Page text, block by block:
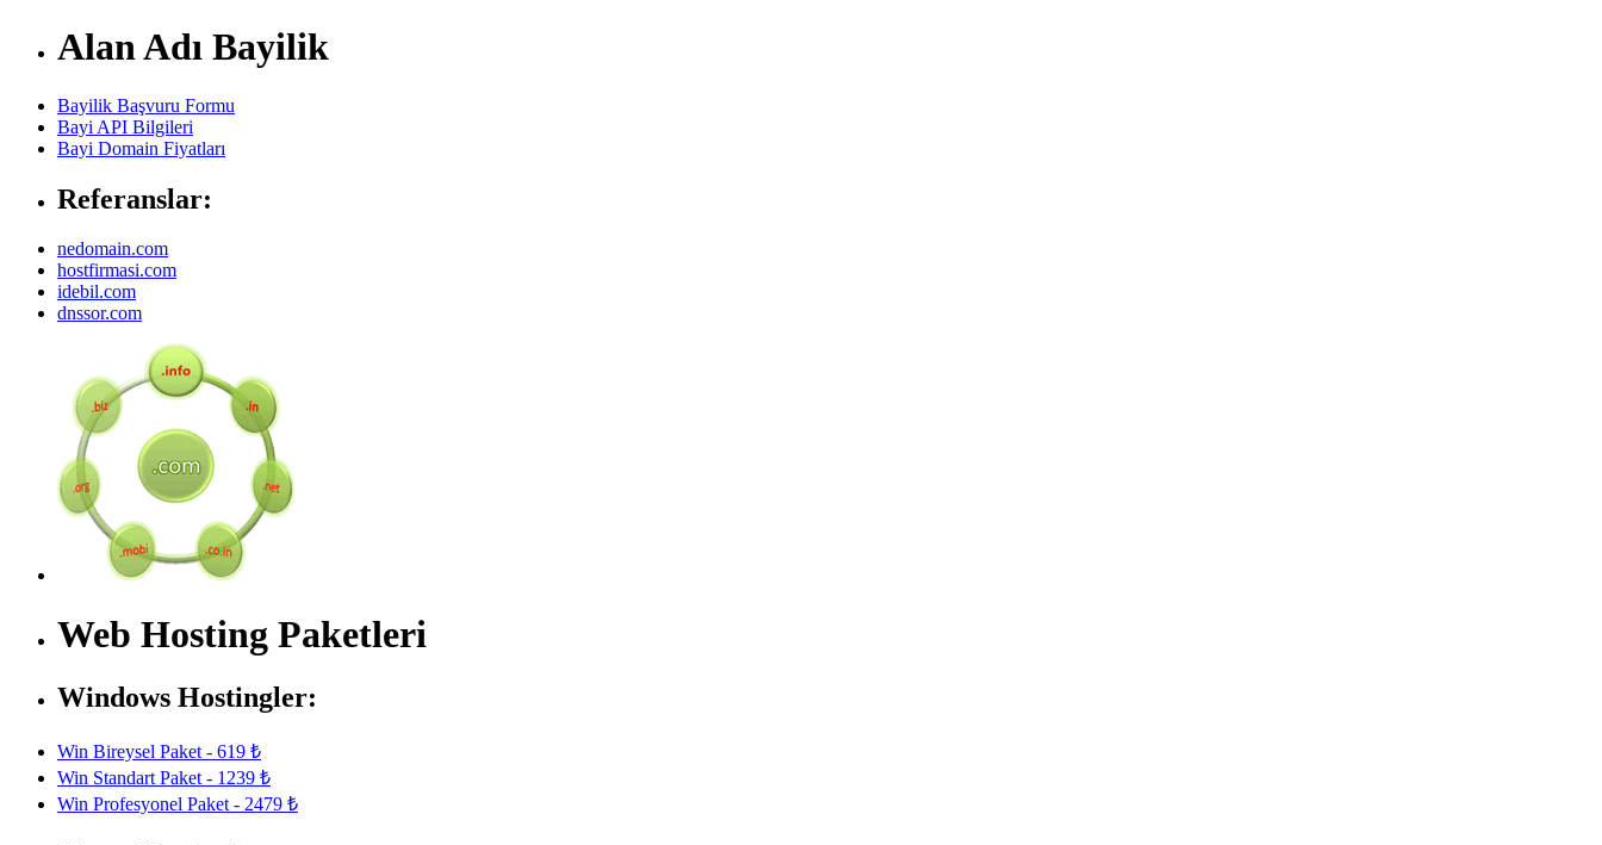
Alan Adı Bayilik
Bayilik Başvuru Formu
Bayi API Bilgileri
Bayi Domain Fiyatları
Referanslar:
nedomain.com
hostfirmasi.com
idebil.com
dnssor.com
Web Hosting Paketleri
Windows Hostingler:
Win Bireysel Paket - 619 ₺
Win Standart Paket - 1239 ₺
Win Profesyonel Paket - 2479 ₺